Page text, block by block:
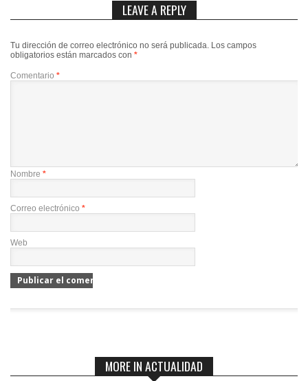
LEAVE A REPLY
Tu dirección de correo electrónico no será publicada. Los campos
obligatorios están marcados con *
Comentario *
Nombre *
Correo electrónico *
Web
MORE IN ACTUALIDAD